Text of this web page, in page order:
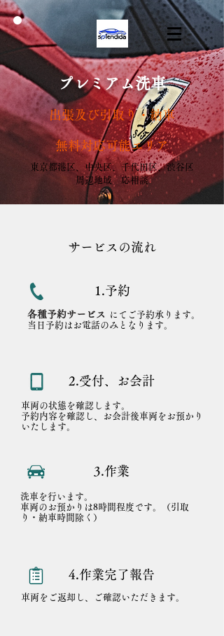
プレミアム洗車
出張及び引取り・納車
無料対応可能エリア
東京都港区、中央区、千代田区、渋谷区
周辺地域 応相談
サービスの流れ
1.予約
にてご予約承ります。
​当日予約はお電話のみとなります。
各種予約サービス
2.受付、お会計
​車両の状態を確認します。
予約内容を確認し、お会計後車両をお預かり
いたします。
3.作業
​洗車を行います。
車両のお預かりは8時間程度です。（引取
り・納車時間除く）
4.作業完了報告
車両をご返却し、ご確認いただきます。